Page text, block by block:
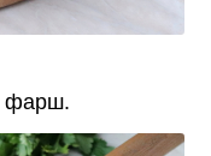
фарш.